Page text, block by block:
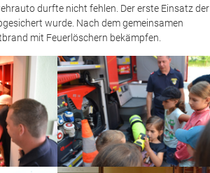
durfte nicht fehlen. Der erste Einsatz der
wurde. Nach dem gemeinsamen
mit Feuerlöschern bekämpfen.